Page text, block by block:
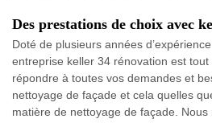
Des prestations de choix avec
Doté de plusieurs années
entreprise keller 34 rénovation est
répondre à toutes vos demandes et
nettoyage de façade et cela quelles
matière de nettoyage de façade.